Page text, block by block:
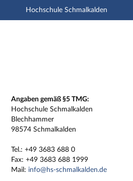
Hauptnavigation
Hochschule Schmalkalden
Angaben gemäß §5 TMG:
Hochschule Schmalkalden
Blechhammer
98574 Schmalkalden
Tel.: +49 3683 688 0
Fax: +49 3683 688 1999
Mail: info@hs-schmalkalden.de